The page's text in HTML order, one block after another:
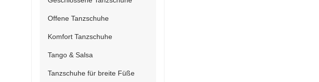
Offene Tanzschuhe
Komfort Tanzschuhe
Tango & Salsa
Tanzschuhe für breite Füße